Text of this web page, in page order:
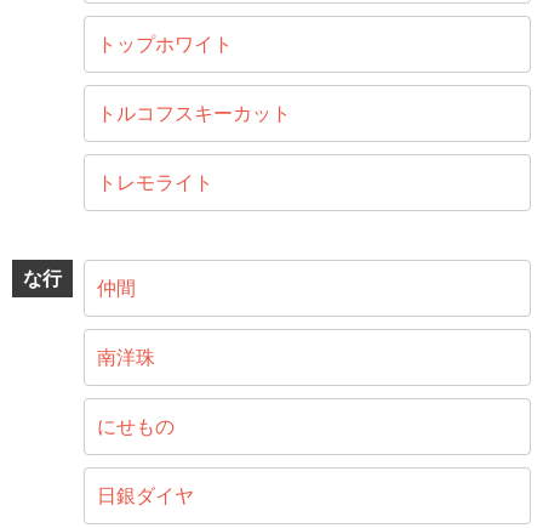
トップホワイト
トルコフスキーカット
トレモライト
な行 仲間
南洋珠
にせもの
日銀ダイヤ